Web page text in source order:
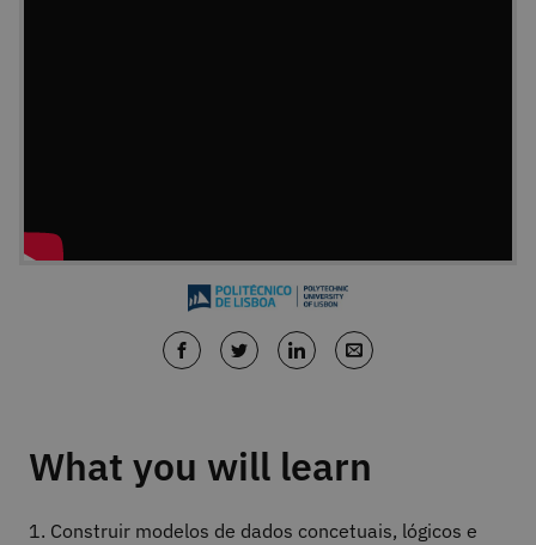
What you will learn
1. Construir modelos de dados concetuais, lógicos e